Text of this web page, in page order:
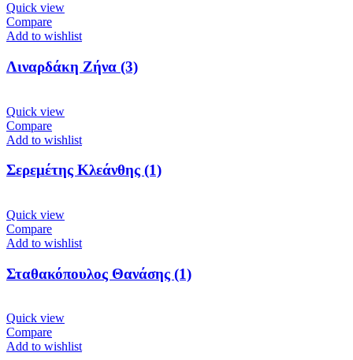
Quick view
Compare
Add to wishlist
Λιναρδάκη Ζήνα (3)
Quick view
Compare
Add to wishlist
Σερεμέτης Κλεάνθης (1)
Quick view
Compare
Add to wishlist
Σταθακόπουλος Θανάσης (1)
Quick view
Compare
Add to wishlist